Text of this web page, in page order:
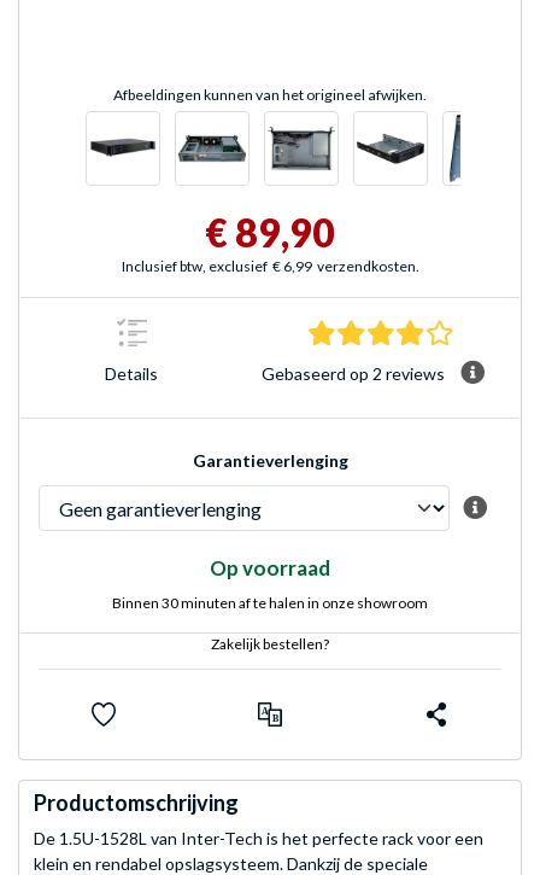
Afbeeldingen kunnen van het origineel afwijken.
€ 89,90
Inclusief btw, exclusief € 6,99 verzendkosten.
Details
4.0 sterren
Gebaseerd op 2 reviews
Garantieverlenging
Op voorraad
Binnen 30 minuten af te halen in onze showroom
Zakelijk bestellen?
Productomschrijving
De 1.5U-1528L van Inter-Tech is het perfecte rack voor een
klein en rendabel opslagsysteem. Dankzij de speciale